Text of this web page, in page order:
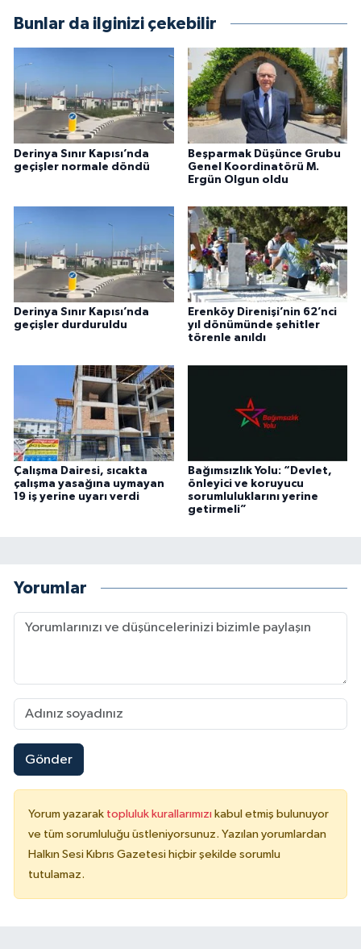
Bunlar da ilginizi çekebilir
Derinya Sınır Kapısı’nda
geçişler normale döndü
Beşparmak Düşünce Grubu
Genel Koordinatörü M.
Ergün Olgun oldu
Derinya Sınır Kapısı’nda
geçişler durduruldu
Erenköy Direnişi’nin 62’nci
yıl dönümünde şehitler
törenle anıldı
Çalışma Dairesi, sıcakta
çalışma yasağına uymayan
19 iş yerine uyarı verdi
Bağımsızlık Yolu: “Devlet,
önleyici ve koruyucu
sorumluluklarını yerine
getirmeli”
Yorumlar
Gönder
Yorum yazarak topluluk kurallarımızı kabul etmiş bulunuyor
ve tüm sorumluluğu üstleniyorsunuz. Yazılan yorumlardan
Halkın Sesi Kıbrıs Gazetesi hiçbir şekilde sorumlu
tutulamaz.